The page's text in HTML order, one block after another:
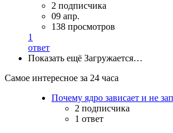
2 подписчика
09 апр.
138 просмотров
1
ответ
Показать ещё Загружается…
Самое интересное за 24 часа
Почему ядро зависает и не
2 подписчика
1 ответ